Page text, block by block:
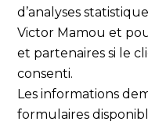
d’analyses
Victor Mamou et
et partenaires si le
consenti.
Les informations
formulaires